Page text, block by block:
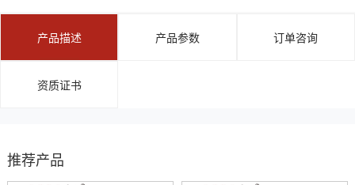
产品描述 产品参数 订单咨询
资质证书
推荐产品